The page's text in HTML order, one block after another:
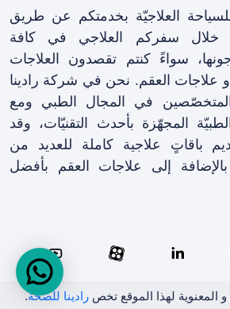
العلاجيّة بخدمتكم عن طريق
خلال سفرکم العلاجي في كافة
سواءً كنتم تقصدون العلاجات
أو علاجات العقم. نحن في شركة رادينا
في المجال الطبي ومع
المجهّزة بأحدث التقنيّات، وقد
باقاتٍ علاجية كاملة للعديد من
بالإضافة إلى علاجات العقم بأفضل
و المعنویة لهذا الموقع تخصرادینا للصحة.